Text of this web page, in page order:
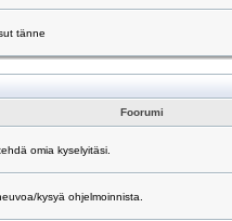
tänne
Foorumi
omia kyselyitäsi.
kysyä ohjelmoinnista.